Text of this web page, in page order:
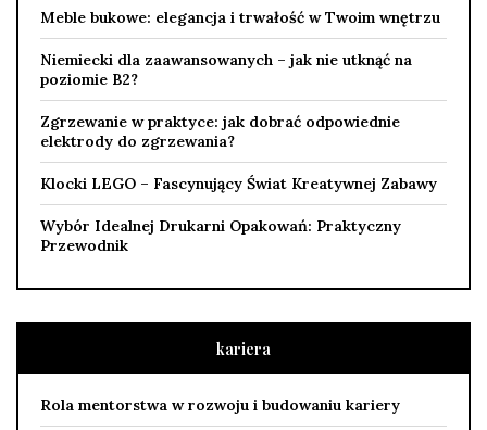
Meble bukowe: elegancja i trwałość w Twoim wnętrzu
Niemiecki dla zaawansowanych – jak nie utknąć na
poziomie B2?
Zgrzewanie w praktyce: jak dobrać odpowiednie
elektrody do zgrzewania?
Klocki LEGO – Fascynujący Świat Kreatywnej Zabawy
Wybór Idealnej Drukarni Opakowań: Praktyczny
Przewodnik
kariera
Rola mentorstwa w rozwoju i budowaniu kariery